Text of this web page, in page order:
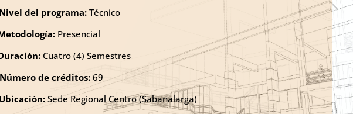
Nivel del programa: Técnico
Presencial
Cuatro (4) Semestres
Número de créditos: 69
Ubicación: Sede Regional Centro (Sabanalarga)